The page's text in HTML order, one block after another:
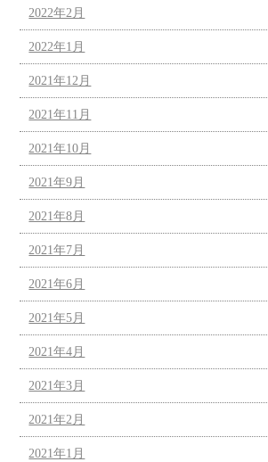
2022年2月
2022年1月
2021年12月
2021年11月
2021年10月
2021年9月
2021年8月
2021年7月
2021年6月
2021年5月
2021年4月
2021年3月
2021年2月
2021年1月